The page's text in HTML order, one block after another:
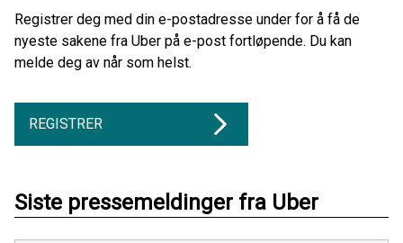
Registrer deg med din e-postadresse under for å få de
nyeste sakene fra Uber på e-post fortløpende. Du kan
melde deg av når som helst.
REGISTRER
Siste pressemeldinger fra Uber